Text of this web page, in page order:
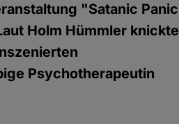
"Satanic Panic
Holm Hümmler knickte
Psychotherapeutin